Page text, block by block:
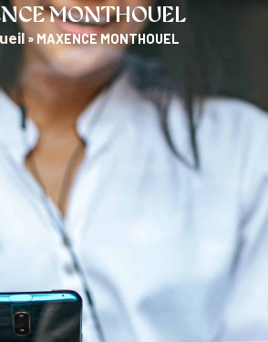
MONTHOUEL
»MAXENCE MONTHOUEL